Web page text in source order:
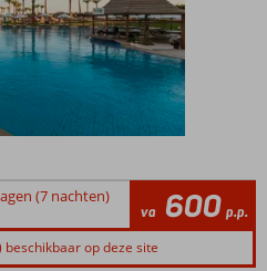
(7 nachten)
va 600 p.p.
beschikbaar op deze site